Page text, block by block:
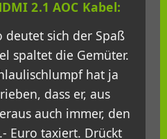
2.1 AOC Kabel:
deutet sich der Spaß
spaltet die Gemüter.
hat ja
dass er, aus
auch immer, den
Euro taxiert. Drückt